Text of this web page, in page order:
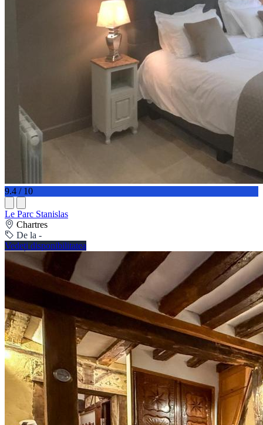
9.4 / 10
Le Parc Stanislas
Chartres
De la -
Vedeți disponibilitatea